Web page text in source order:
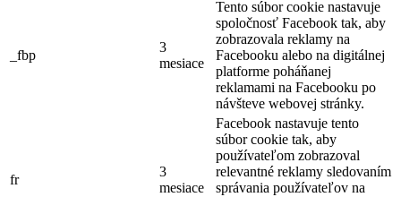
_fbp
3
mesiace
Tento súbor cookie nastavuje
spoločnosť Facebook tak, aby
zobrazovala reklamy na
Facebooku alebo na digitálnej
platforme poháňanej
reklamami na Facebooku po
návšteve webovej stránky.
fr
3
mesiace
Facebook nastavuje tento
súbor cookie tak, aby
používateľom zobrazoval
relevantné reklamy sledovaním
správania používateľov na